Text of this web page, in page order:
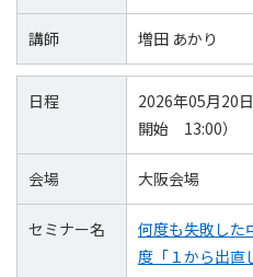
講師 増田 あかり
日程
2026年05月20
開始 13:00）
会場 大阪会場
セミナー名
何度も失敗した
度「１から出直